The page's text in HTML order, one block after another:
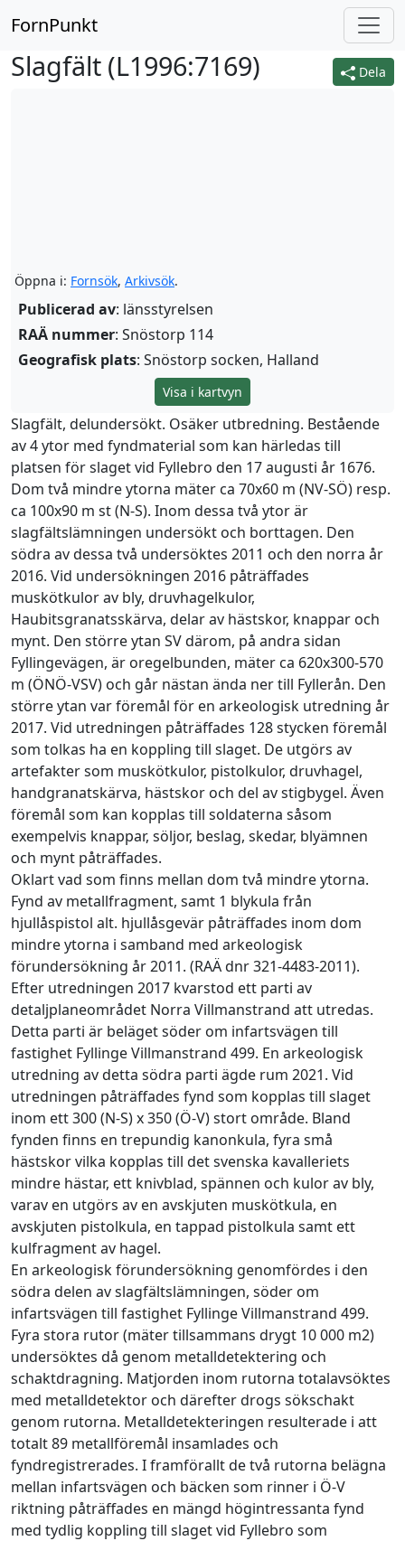
FornPunkt
Dela
Slagfält (L1996:7169)
Öppna i: Fornsök, Arkivsök.
Publicerad av: länsstyrelsen
RAÄ nummer: Snöstorp 114
Geografisk plats: Snöstorp socken, Halland
Visa i kartvyn
Slagfält, delundersökt. Osäker utbredning. Bestående
av 4 ytor med fyndmaterial som kan härledas till
platsen för slaget vid Fyllebro den 17 augusti år 1676.
Dom två mindre ytorna mäter ca 70x60 m (NV-SÖ) resp.
ca 100x90 m st (N-S). Inom dessa två ytor är
slagfältslämningen undersökt och borttagen. Den
södra av dessa två undersöktes 2011 och den norra år
2016. Vid undersökningen 2016 påträffades
muskötkulor av bly, druvhagelkulor,
Haubitsgranatsskärva, delar av hästskor, knappar och
mynt. Den större ytan SV därom, på andra sidan
Fyllingevägen, är oregelbunden, mäter ca 620x300-570
m (ÖNÖ-VSV) och går nästan ända ner till Fyllerån. Den
större ytan var föremål för en arkeologisk utredning år
2017. Vid utredningen påträffades 128 stycken föremål
som tolkas ha en koppling till slaget. De utgörs av
artefakter som muskötkulor, pistolkulor, druvhagel,
handgranatskärva, hästskor och del av stigbygel. Även
föremål som kan kopplas till soldaterna såsom
exempelvis knappar, söljor, beslag, skedar, blyämnen
och mynt påträffades.
Oklart vad som finns mellan dom två mindre ytorna.
Fynd av metallfragment, samt 1 blykula från
hjullåspistol alt. hjullåsgevär påträffades inom dom
mindre ytorna i samband med arkeologisk
förundersökning år 2011. (RAÄ dnr 321-4483-2011).
Efter utredningen 2017 kvarstod ett parti av
detaljplaneområdet Norra Villmanstrand att utredas.
Detta parti är beläget söder om infartsvägen till
fastighet Fyllinge Villmanstrand 499. En arkeologisk
utredning av detta södra parti ägde rum 2021. Vid
utredningen påträffades fynd som kopplas till slaget
inom ett 300 (N-S) x 350 (Ö-V) stort område. Bland
fynden finns en trepundig kanonkula, fyra små
hästskor vilka kopplas till det svenska kavalleriets
mindre hästar, ett knivblad, spännen och kulor av bly,
varav en utgörs av en avskjuten muskötkula, en
avskjuten pistolkula, en tappad pistolkula samt ett
kulfragment av hagel.
En arkeologisk förundersökning genomfördes i den
södra delen av slagfältslämningen, söder om
infartsvägen till fastighet Fyllinge Villmanstrand 499.
Fyra stora rutor (mäter tillsammans drygt 10 000 m2)
undersöktes då genom metalldetektering och
schaktdragning. Matjorden inom rutorna totalavsöktes
med metalldetektor och därefter drogs sökschakt
genom rutorna. Metalldetekteringen resulterade i att
totalt 89 metallföremål insamlades och
fyndregistrerades. I framförallt de två rutorna belägna
mellan infartsvägen och bäcken som rinner i Ö-V
riktning påträffades en mängd högintressanta fynd
med tydlig koppling till slaget vid Fyllebro som